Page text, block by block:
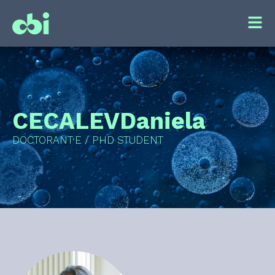
CECALEVDaniela
DOCTORANT·E / PHD STUDENT